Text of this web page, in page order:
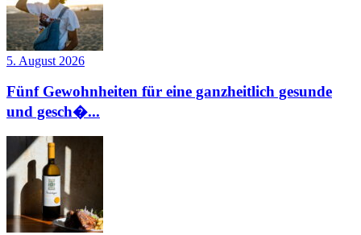
5. August 2026
Fünf Gewohnheiten für eine ganzheitlich gesunde
und gesch�...